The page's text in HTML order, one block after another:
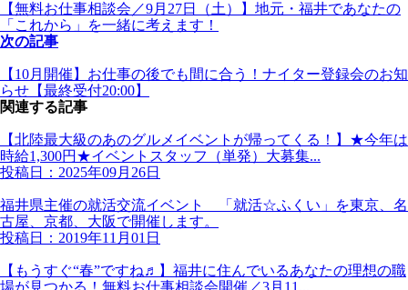
【無料お仕事相談会／9月27日（土）】地元・福井であなたの
「これから」を一緒に考えます！
次の記事
【10月開催】お仕事の後でも間に合う！ナイター登録会のお知
らせ【最終受付20:00】
関連する記事
【北陸最大級のあのグルメイベントが帰ってくる！】★今年は
時給1,300円★イベントスタッフ（単発）大募集...
投稿日：2025年09月26日
福井県主催の就活交流イベント 「就活☆ふくい」を東京、名
古屋、京都、大阪で開催します。
投稿日：2019年11月01日
【もうすぐ“春”ですね♬】福井に住んでいるあなたの理想の職
場が見つかる！無料お仕事相談会開催／3月11...